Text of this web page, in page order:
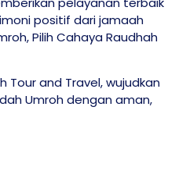
positif dari jamaah
Pilih Cahaya Raudhah
Tour and Travel, wujudkan
Umroh dengan aman,